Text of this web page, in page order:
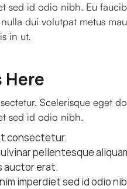
sed id odio nibh. Eu
dui volutpat metus
in ut.
Here
Scelerisque eget
sed id odio nibh.
consectetur.
pellentesque
auctor erat.
imperdiet sed id odio